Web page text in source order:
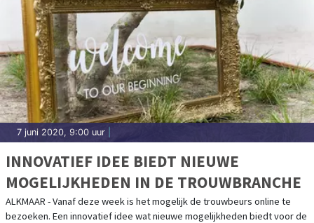
7 juni 2020, 9:00 uur
INNOVATIEF IDEE BIEDT NIEUWE
MOGELIJKHEDEN IN DE TROUWBRANCHE
ALKMAAR - Vanaf deze week is het mogelijk de trouwbeurs online te
bezoeken. Een innovatief idee wat nieuwe mogelijkheden biedt voor de